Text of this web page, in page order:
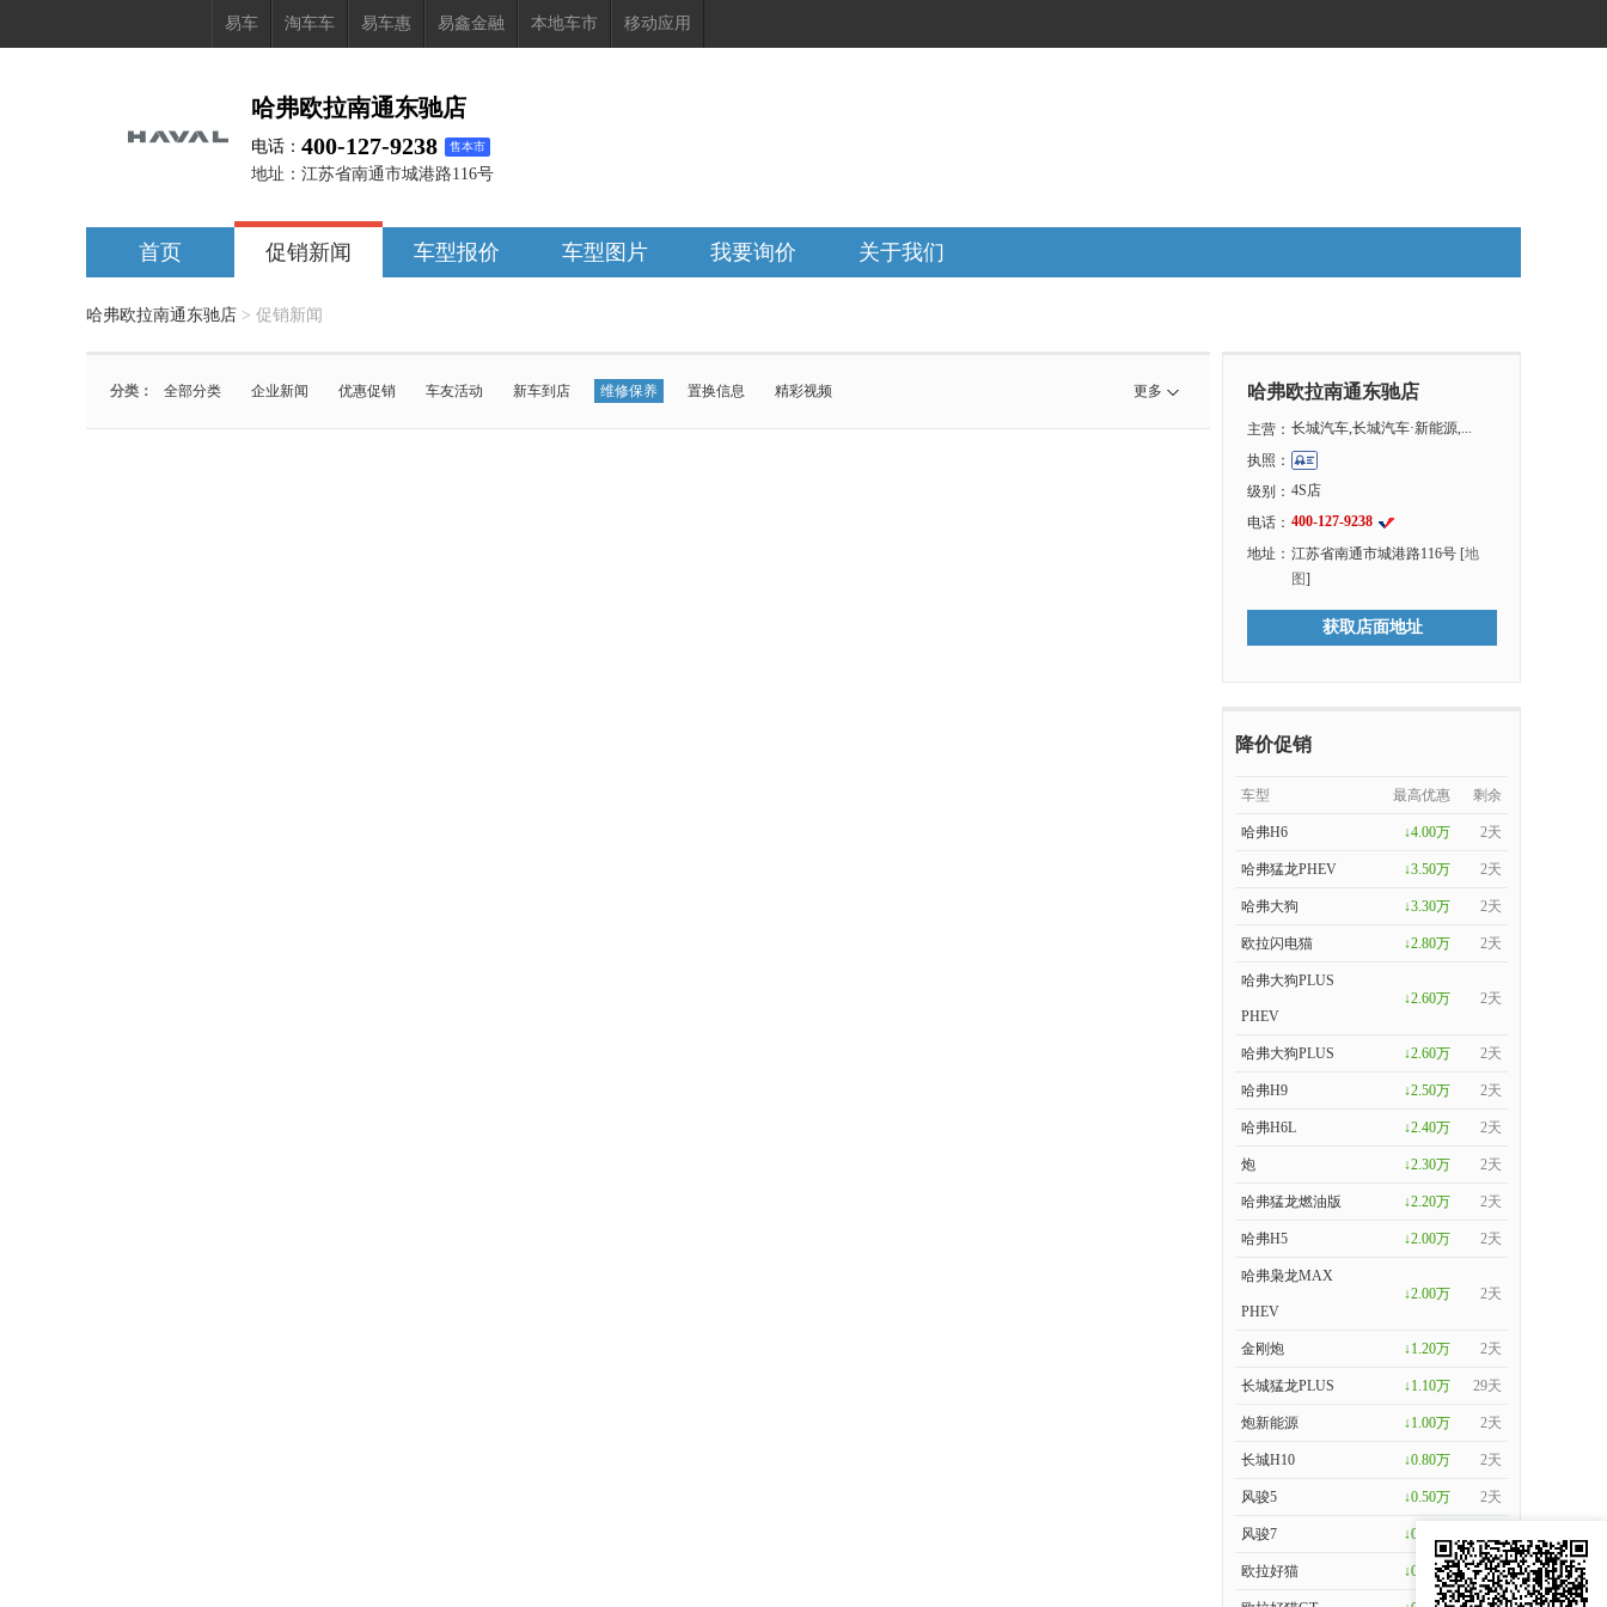
易车 淘车车 易车惠 易鑫金融 本地车市 移动应用
哈弗欧拉南通东驰店
电话： 400-127-9238 售本市
地址： 江苏省南通市城港路116号
首页 促销新闻 车型报价 车型图片 我要询价 关于我们
哈弗欧拉南通东驰店 > 促销新闻
更多
分类： 全部分类 企业新闻 优惠促销 车友活动 新车到店 维修保养 置换信息 精彩视频 哈弗欧拉南通东驰店
主营： 长城汽车,长城汽车·新能源,...
执照：
级别： 4S店
电话： 400-127-9238
地址： 江苏省南通市城港路116号 [地
图]
获取店面地址
降价促销
车型 最高优惠 剩余
哈弗H6 ↓4.00万 2天
哈弗猛龙PHEV ↓3.50万 2天
哈弗大狗 ↓3.30万 2天
欧拉闪电猫 ↓2.80万 2天
哈弗大狗PLUS
PHEV
↓2.60万 2天
哈弗大狗PLUS ↓2.60万 2天
哈弗H9 ↓2.50万 2天
哈弗H6L ↓2.40万 2天
炮 ↓2.30万 2天
哈弗猛龙燃油版 ↓2.20万 2天
哈弗H5 ↓2.00万 2天
哈弗枭龙MAX
PHEV
↓2.00万 2天
金刚炮 ↓1.20万 2天
长城猛龙PLUS ↓1.10万 29天
炮新能源 ↓1.00万 2天
长城H10 ↓0.80万 2天
风骏5 ↓0.50万 2天
风骏7 ↓0.50万
欧拉好猫 ↓0.40万 2天